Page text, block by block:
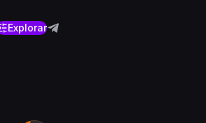
Explorar